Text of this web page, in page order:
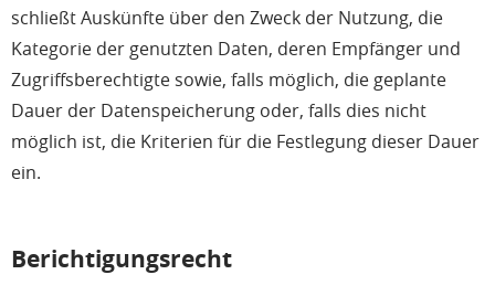
schließt Auskünfte über den Zweck der Nutzung, die
Kategorie der genutzten Daten, deren Empfänger und
Zugriffsberechtigte sowie, falls möglich, die geplante
Dauer der Datenspeicherung oder, falls dies nicht
möglich ist, die Kriterien für die Festlegung dieser Dauer
ein.
Berichtigungsrecht